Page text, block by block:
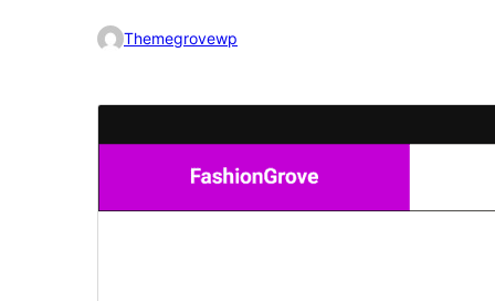
Themegrovewp